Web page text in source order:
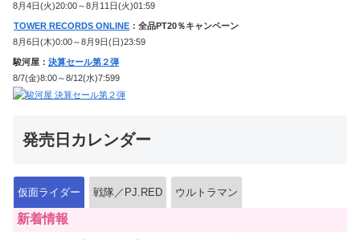
8月4日(火)20:00～8月11日(火)01:59
TOWER RECORDS ONLINE ：全品PT20％キャンペーン
8月6日(木)0:00～8月9日(日)23:59
駿河屋： 決算セール第２弾
8/7(金)8:00～8/12(水)7:599
発売日カレンダー
仮面ライダー 戦隊／PJ.RED ウルトラマン
新着情報